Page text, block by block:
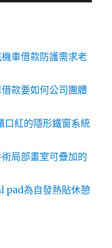
車借款防護需求老
款要如何公司團體
口紅的隱形鐵窗系統
局部畫室可疊加的
pad為自發熱貼休憩